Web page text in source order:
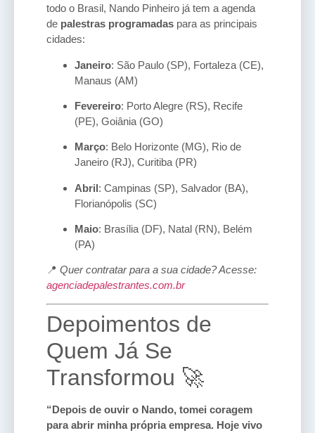
todo o Brasil, Nando Pinheiro já tem a agenda
de palestras programadas para as principais
cidades:
Janeiro: São Paulo (SP), Fortaleza (CE),
Manaus (AM)
Fevereiro: Porto Alegre (RS), Recife
(PE), Goiânia (GO)
Março: Belo Horizonte (MG), Rio de
Janeiro (RJ), Curitiba (PR)
Abril: Campinas (SP), Salvador (BA),
Florianópolis (SC)
Maio: Brasília (DF), Natal (RN), Belém
(PA)
📍 Quer contratar para a sua cidade? Acesse:
agenciadepalestrantes.com.br
Depoimentos de
Quem Já Se
Transformou 🚀
“Depois de ouvir o Nando, tomei coragem
para abrir minha própria empresa. Hoje vivo